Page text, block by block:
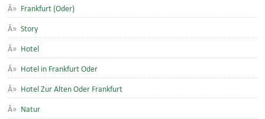
Frankfurt (Oder)
Story
Hotel
Hotel in Frankfurt Oder
Hotel Zur Alten Oder Frankfurt
Natur